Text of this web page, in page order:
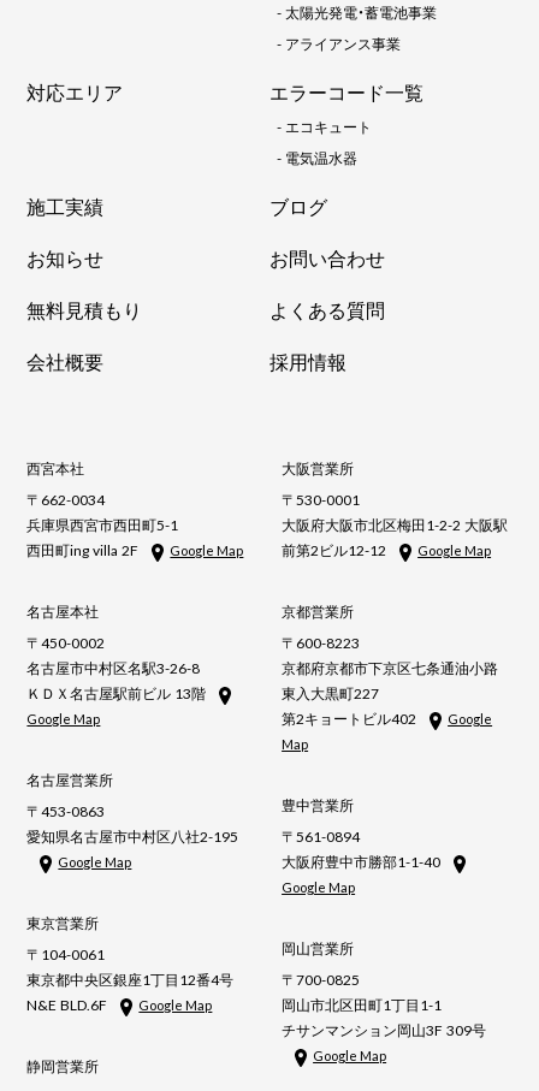
-太陽光発電・蓄電池事業
- アライアンス事業
対応エリア エラーコード一覧
-エコキュート
- 電気温水器
施工実績
ブログ
お知らせ
お問い合わせ
無料見積もり
よくある質問
会社概要
採用情報
西宮本社
〒662-0034
兵庫県西宮市西田町5-1
西田町ing villa 2F
Google Map
名古屋本社
〒450-0002
名古屋市中村区名駅3-26-8
ＫＤＸ名古屋駅前ビル 13階
Google Map
名古屋営業所
〒453-0863
愛知県名古屋市中村区八社2-195
Google Map
東京営業所
〒104-0061
東京都中央区銀座1丁目12番4号
N&E BLD.6F
Google Map
静岡営業所
大阪営業所
〒530-0001
大阪府大阪市北区梅田1-2-2 大阪駅
前第2ビル12-12
Google Map
京都営業所
〒600-8223
京都府京都市下京区七条通油小路
東入大黒町227
第2キョートビル402
Google
Map
豊中営業所
〒561-0894
大阪府豊中市勝部1-1-40
Google Map
岡山営業所
〒700-0825
岡山市北区田町1丁目1-1
チサンマンション岡山3F 309号
Google Map